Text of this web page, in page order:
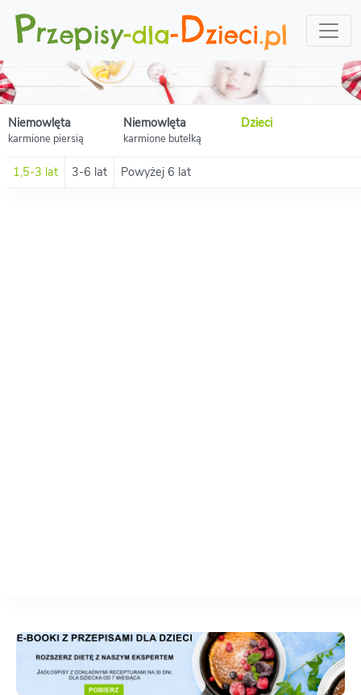
Niemowlęta
karmione piersią
Niemowlęta
karmione butelką
Dzieci
1,5-3 lat 3-6 lat Powyżej 6 lat